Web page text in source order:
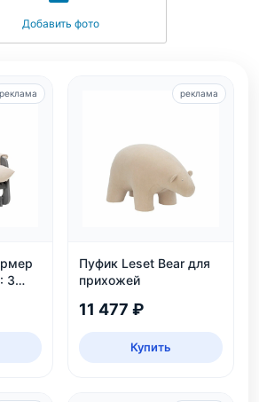
Добавить фото
3
реклама
Пуфик Leset Bear для
прихожей
11 477 ₽
Купить
реклама